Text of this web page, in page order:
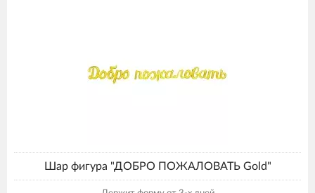
Шар фигура "ДОБРО ПОЖАЛОВАТЬ Gold"